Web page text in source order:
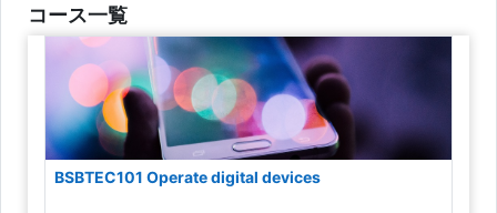
コース一覧
BSBTEC101 Operate digital devices